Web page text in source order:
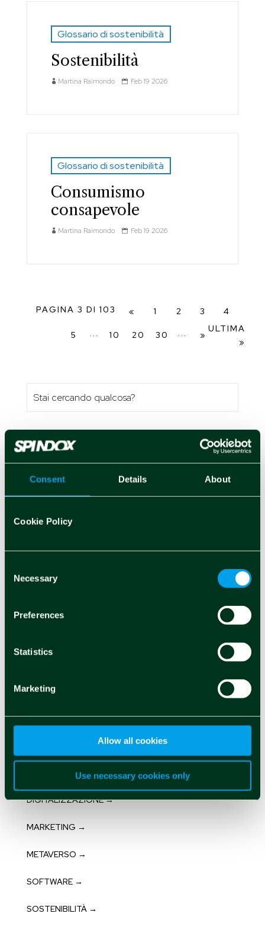
Consent Details About
Cookie Policy
Selection
Necessary
Preferences
Statistics
Marketing
Allow all cookies
Use necessary cookies only
Glossario di sostenibilità
Sostenibilità
Martina Raimondo Feb 19 2026
Glossario di sostenibilità
Consumismo
consapevole
Martina Raimondo Feb 19 2026
PAGINA 3 DI 103 « 1 2 3 4
5 10 20 30 »
ULTIMA
»
Cosa ci sta a cuore
ACCESSIBILITÀ →
AI GENERATIVA →
ARTIFICIAL INTELLIGENCE →
BIG DATA →
CONTINUOUS INTELLIGENCE →
CYBERSECURITY →
DECISION INTELLIGENCE →
DIGITALIZZAZIONE →
MARKETING →
METAVERSO →
SOFTWARE →
SOSTENIBILITÀ →